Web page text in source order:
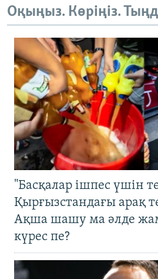
Оқыңыз. Көріңіз.
"Басқалар ішпес үшін
Қырғызстандағы арақ
Ақша шашу ма әлде
күрес пе?